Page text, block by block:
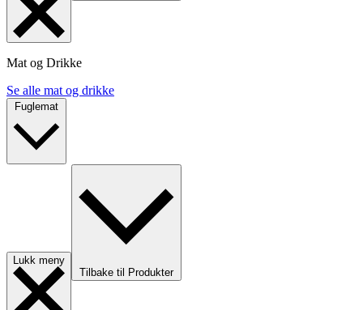
Mat og Drikke
Se alle mat og drikke
Lukk meny
Tilbake til Produkter